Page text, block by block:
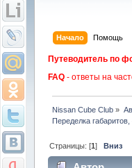
Начало Помощь
Путеводитель по
FAQ - ответы на
Nissan Cube Club »
Переделка
Страницы: [1]Вниз